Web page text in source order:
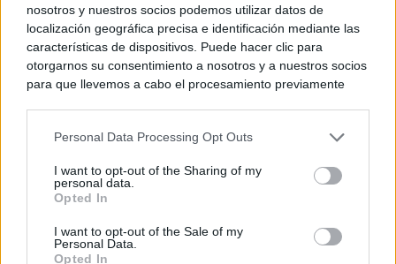
nosotros y nuestros socios podemos utilizar datos de
localización geográfica precisa e identificación mediante las
características de dispositivos. Puede hacer clic para
otorgarnos su consentimiento a nosotros y a nuestros socios
para que llevemos a cabo el procesamiento previamente
negar su consentimiento. Tenga en cuenta que algún
de su consentimiento, pero usted tiene el derecho de
rechazar tal procesamiento. Sus preferencias se aplicarán
cualquier momento entrando de nuevo en este sitio web o
visitando nuestra política de privacidad.
Personal Data Processing Opt Outs
I want to opt-out of the Sharing of my
personal data.
Opted In
I want to opt-out of the Sale of my
Personal Data.
Opted In